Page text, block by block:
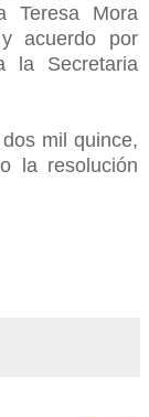
Teresa Mora
acuerdo por
la Secretaria
mil quince,
la resolución